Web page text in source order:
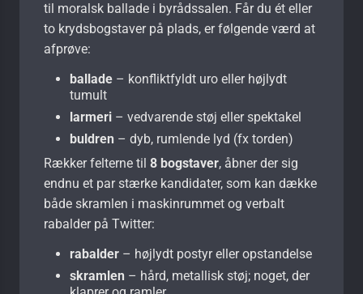
til moralsk ballade i byrådssalen. Får du ét eller
to krydsbogstaver på plads, er følgende værd at
afprøve:
ballade – konfliktfyldt uro eller højlydt
tumult
larmeri – vedvarende støj eller spektakel
buldren – dyb, rumlende lyd (fx torden)
Rækker felterne til 8 bogstaver, åbner der sig
endnu et par stærke kandidater, som kan dække
både skramlen i maskinrummet og verbalt
rabalder på Twitter:
rabalder – højlydt postyr eller opstandelse
skramlen – hård, metallisk støj; noget, der